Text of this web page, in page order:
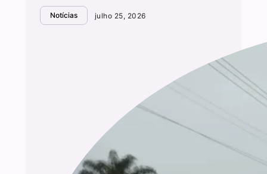
Notícias julho 25, 2026